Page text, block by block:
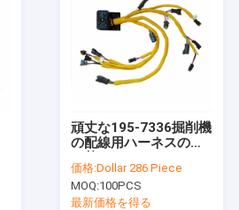
頑丈な195-7336掘削機
の配線用ハーネスの取
価格:Dollar 286 Piece
MOQ:100PCS
最新価格を得る